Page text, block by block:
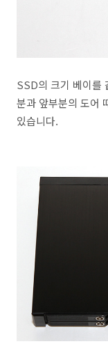
SSD의 크기 베이를
분과 앞부분의 도어
있습니다.